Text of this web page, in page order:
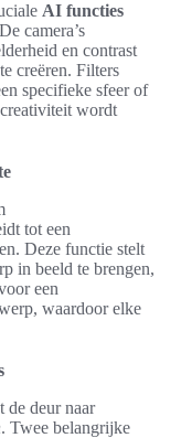
AI functies
camera’s
en contrast
creëren. Filters
specifieke sfeer of
wordt
tot een
Deze functie stelt
in beeld te brengen,
een
waardoor elke
de deur naar
. Twee belangrijke